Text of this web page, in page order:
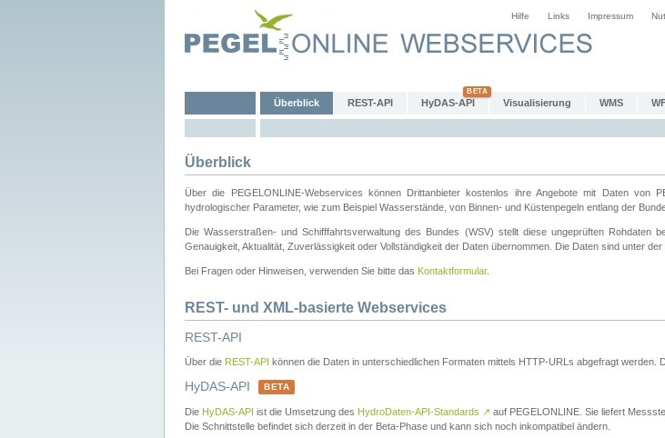
Hilfe Links Impressum
Überblick REST-API HyDAS-API Visualisierung WMS
Überblick
Über die PEGELONLINE-Webservices können Drittanbieter kostenlos ihre Angebote mit Daten von
hydrologischer Parameter, wie zum Beispiel Wasserstände, von Binnen- und Küstenpegeln entlang der
Die Wasserstraßen- und Schifffahrtsverwaltung des Bundes (WSV) stellt diese ungeprüften Rohdaten
Genauigkeit, Aktualität, Zuverlässigkeit oder Vollständigkeit der Daten übernommen. Die Daten sind unter der
Bei Fragen oder Hinweisen, verwenden Sie bitte das Kontaktformular.
REST- und XML-basierte Webservices
REST-API
Über die REST-API können die Daten in unterschiedlichen Formaten mittels HTTP-URLs abgefragt
HyDAS-API BETA
Die HyDAS-API ist die Umsetzung des HydroDaten-API-Standards ↗ auf PEGELONLINE. Sie liefert
Die Schnittstelle befindet sich derzeit in der Beta-Phase und kann sich noch inkompatibel ändern.